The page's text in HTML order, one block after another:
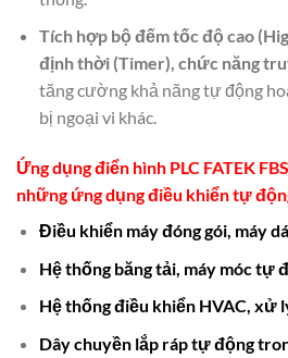
Tích hợp bộ đếm tốc độ cao
định thời (Timer), chức năng
tăng cường khả năng tự động
bị ngoại vi khác.
Ứng dụng điển hình PLC FATEK
những ứng dụngđiều khiển tự
Điều khiển máy đóng gói, máy
Hệ thống băng tải, máy móc tự
Hệ thống điều khiển HVAC, xử
Dây chuyền lắp ráp tự động